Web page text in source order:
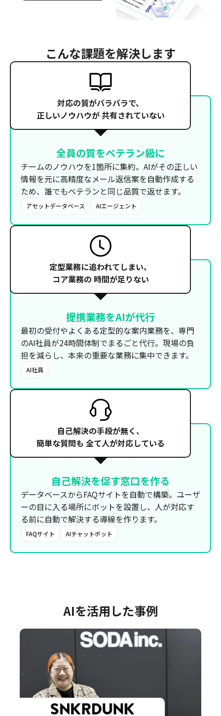
こんな課題を解決します
対応の質がバラバラで、
正しいノウハウが共有されていない
全員の質をベテラン級に
チームのノウハウを1箇所に集約。AIがその正しい
情報を元に高精度なメール返信案を自動作成する
ため、誰でもベテランと同じ品質で返せます。
アセットデータベース AIエージェント
定型業務に追われてしまい、
コア業務の 時間が足りない
提携業務をAIが代行
最初の受付やよくある定型的な案内業務を、専門
のAI社員が24時間体制でまるごと代行。現場の負
担を減らし、本来の重要な業務に集中できます。
AI社員
自己解決の手段が無く、
簡単な質問も 全て人が対応している
自己解決を促す窓口を作る
データベースからFAQサイトを自動で構築。ユーザ
ーの目に入る場所にボットを設置し、人が対応す
る前に自動で解決する導線を作ります。
FAQサイト AIチャットボット
AIを活用した事例